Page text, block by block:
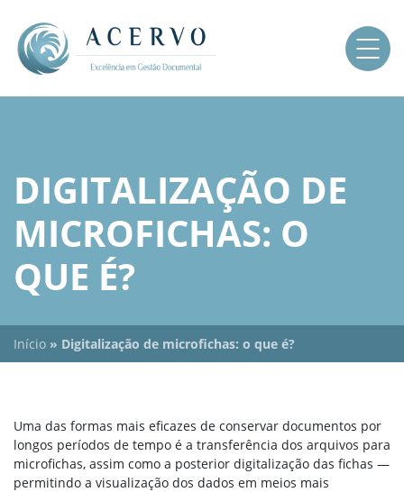
DIGITALIZAÇÃO DE
MICROFICHAS: O
QUE É?
Início » Digitalização de microfichas: o que é?
Uma das formas mais eficazes de conservar documentos por
longos períodos de tempo é a transferência dos arquivos para
microfichas, assim como a posterior digitalização das fichas —
permitindo a visualização dos dados em meios mais